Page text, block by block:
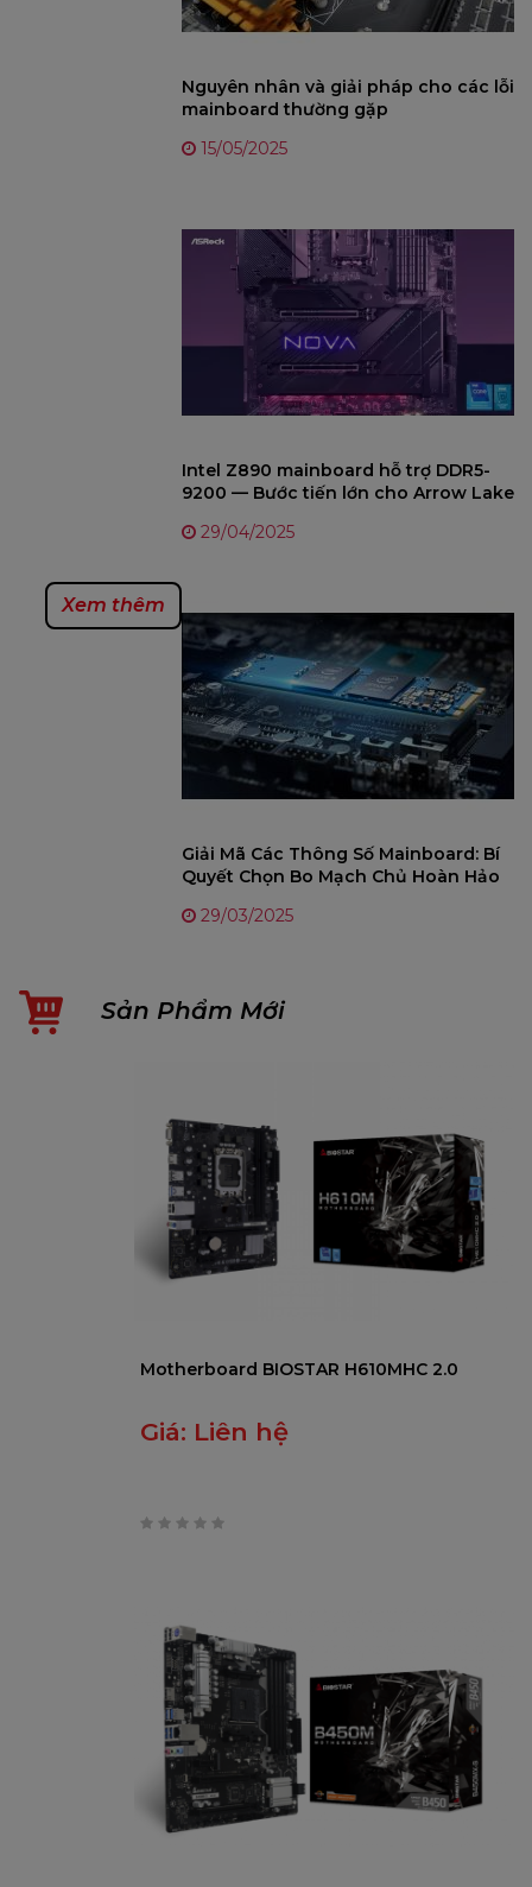
Nguyên nhân và giải pháp cho các lỗi
mainboard thường gặp
15/05/2025
Intel Z890 mainboard hỗ trợ DDR5-
9200 — Bước tiến lớn cho Arrow Lake
29/04/2025
Giải Mã Các Thông Số Mainboard: Bí
Quyết Chọn Bo Mạch Chủ Hoàn Hảo
29/03/2025
Xem thêm
Sản Phẩm Mới
Motherboard BIOSTAR H610MHC 2.0
Giá: Liên hệ